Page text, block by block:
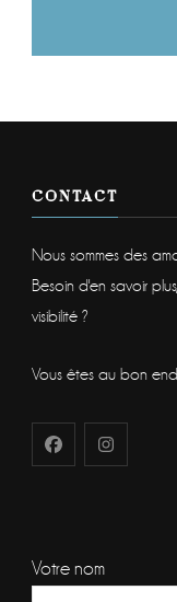
CONTACT
Nous sommes des
Besoin d'en savoir
visibilité ?
Vous êtes au bon
Votre nom